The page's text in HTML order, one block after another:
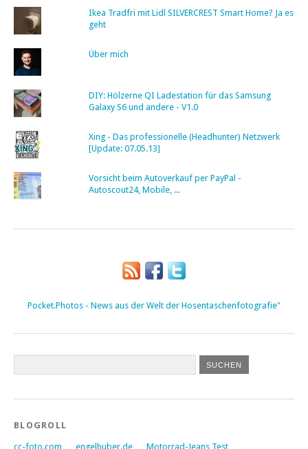
Ikea Tradfri mit Lidl SILVERCREST Smart Home? Ja es
geht
Über mich
DIY: Hölzerne QI Ladestation für das Samsung
Galaxy S6 und andere - V1.0
Xing - Das professionelle (Headhunter) Netzwerk
[Update: 07.05.13]
Vorsicht beim Autoverkauf per PayPal -
Autoscout24, Mobile, ...
Pocket.Photos - News aus der Welt der Hosentaschenfotografie"
BLOGROLL
cc-foto.com engelhuber.de Motorrad-Jeans Test